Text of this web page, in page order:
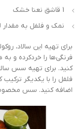
1 قاشق نعنا خشک
نمک و فلفل به مقدار
برای تهیه این سالاد،
فرنگی‌ها را خردکرده و
کنید. برای تهیه سس
فلفل را با یکدیگر
اضافه کنید. سس مخصوص